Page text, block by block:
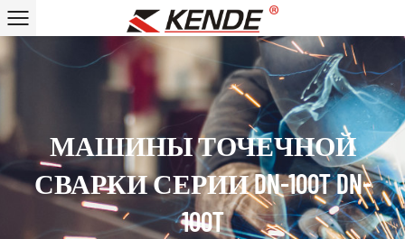
МАШИНЫ ТОЧЕЧНОЙ
СВАРКИ СЕРИИ DN-100T DN-
100T